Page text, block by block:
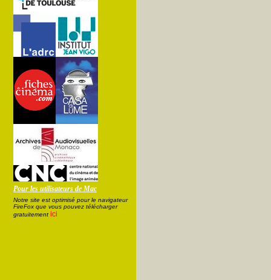
Pour les utilisateurs de Mac
Notre site est optimisé pour le navigateur
FireFox que vous pouvez télécharger
gratuitement ici